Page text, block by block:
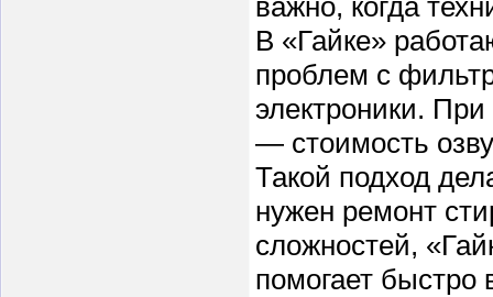
важно, когда
В «Гайке»
проблем с
электроники. При
— стоимость
Такой подход
нужен ремонт
сложностей,
помогает быстро